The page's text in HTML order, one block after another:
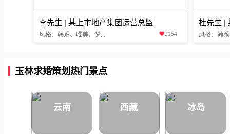
李先生 | 某上市地产集团运营总监
风格：韩系、唯美、梦... 2154
杜先生 |
风格：韩
玉林求婚策划热门景点
云南 西藏 冰岛